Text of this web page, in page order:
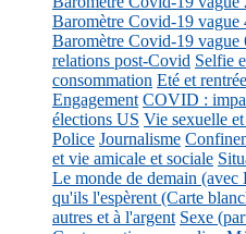
Baromètre Covid-19 vague
Baromètre Covid-19 vague
relations post-Covid Selfie
consommation Eté et
Engagement COVID :
élections US Vie sexuelle
Police Journalisme
et vie amicale et sociale
Le monde de demain (avec
qu'ils l'espèrent (Carte
autres et à l'argent Sexe